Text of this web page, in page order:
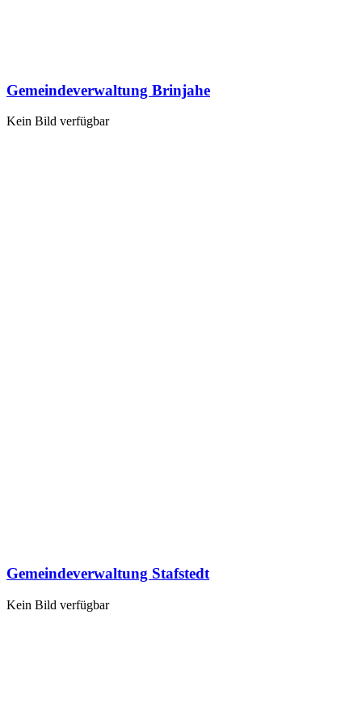
Gemeindeverwaltung Brinjahe
Kein Bild verfügbar
Gemeindeverwaltung Stafstedt
Kein Bild verfügbar